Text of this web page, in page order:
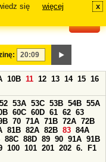
się
więcej x
10B 11 12 13 14 15 16
52 53A 53C 53B 54B 55A
60C 60D 61 62 63
70 71A 71B 72A 72B
81B 82A 82B 83 84A
88C 88D 89 90 91A 91B
100 101 201 202 6.
F1